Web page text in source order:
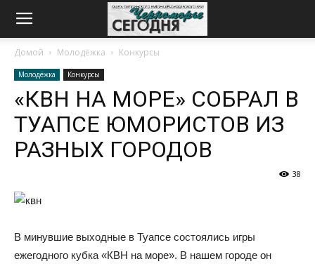
Домой Молодёжка Конкурсы
Молодёжка Конкурсы
«КВН НА МОРЕ» СОБРАЛ В
ТУАПСЕ ЮМОРИСТОВ ИЗ
РАЗНЫХ ГОРОДОВ
38
В минувшие выходные в Туапсе состоялись игры
ежегодного кубка «КВН на море». В нашем городе он